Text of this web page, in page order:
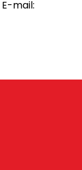
E-mail: